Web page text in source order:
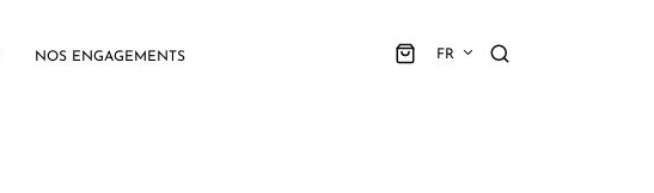
NOS ENGAGEMENTS FR